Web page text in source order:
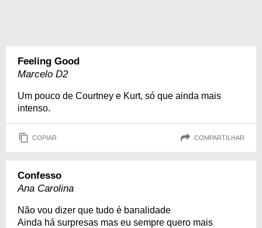
Feeling Good
Marcelo D2
Um pouco de Courtney e Kurt, só que ainda mais
intenso.
COPIAR COMPARTILHAR
Confesso
Ana Carolina
Não vou dizer que tudo é banalidade
Ainda há surpresas mas eu sempre quero mais